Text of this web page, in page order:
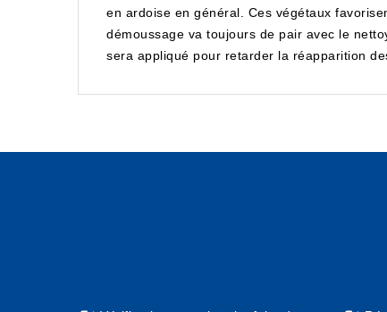
en ardoise en général. Ces végétaux
démoussage va toujours de pair avec le
sera appliqué pour retarder la réapparition